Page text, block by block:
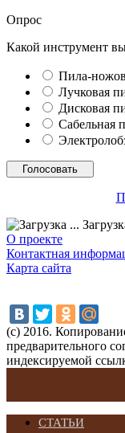
Опрос
Какой инструмент вы
Пила-
Лучковая
Дисковая
Сабельная
О проекте
Контактная
Карта сайта
(с) 2016.
предварительного
индексируемой
СТАТЬИ